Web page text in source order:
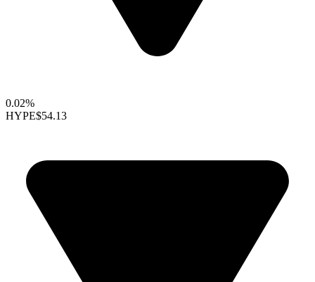
0.02%
HYPE$54.13